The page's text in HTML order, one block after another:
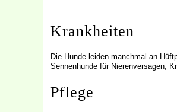
Krankheiten
Die Hunde leiden manchmal an
Sennenhunde für Nierenversagen,
Pflege